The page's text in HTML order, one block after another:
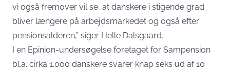
vi også fremover vil se, at danskere i stigende grad
bliver længere på arbejdsmarkedet og også efter
pensionsalderen,” siger Helle Dalsgaard.
I en Epinion-undersøgelse foretaget for Sampension
bl.a. cirka 1.000 danskere svarer knap seks ud af 10